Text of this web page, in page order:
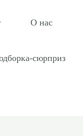
О нас
сюрприз